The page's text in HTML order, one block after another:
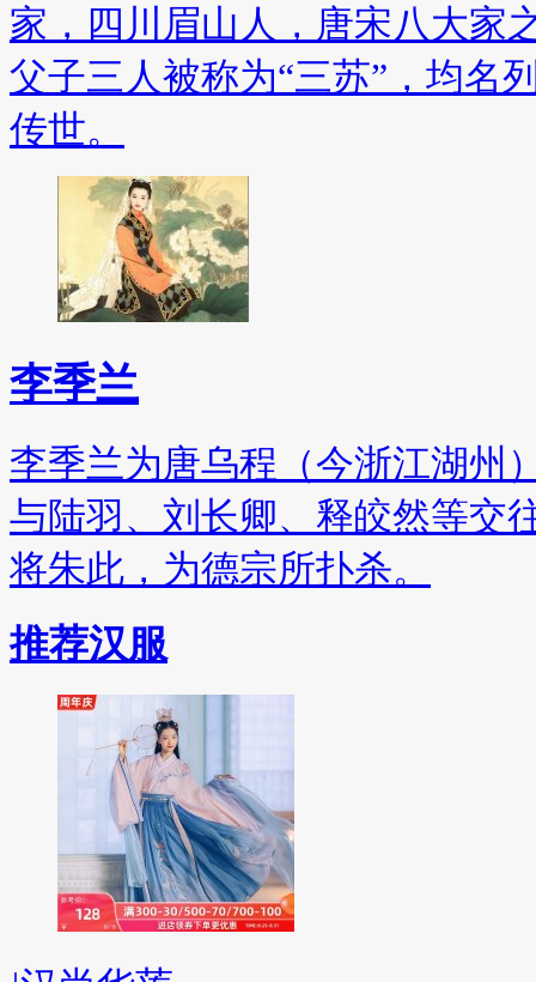
家，四川眉山人，唐宋八大家
父子三人被称为“三苏”，均名
传世。
李季兰
李季兰为唐乌程（今浙江湖州
与陆羽、刘长卿、释皎然等交
将朱此，为德宗所扑杀。
推荐汉服